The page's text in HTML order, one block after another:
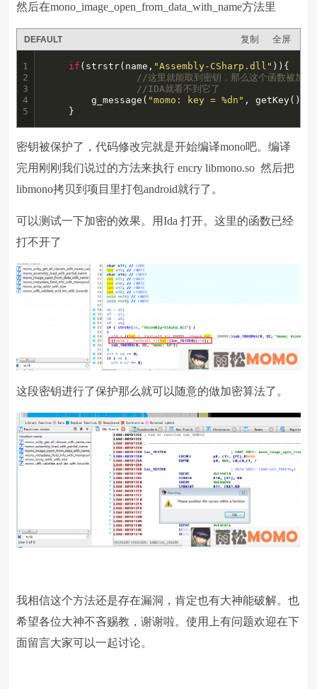
然后在mono_image_open_from_data_with_name方法里
DEFAULT 复制 全屏
1
2
3
4
5
if (strstr(name, "Assembly-CSharp.dll" )){
//这里就能取到密钥，那么这个函数被加密
//IDA就看不到它了
		g_message(
"momo: key = %dn" , getKey());
	}
密钥被保护了，代码修改完就是开始编译mono吧。编译
完用刚刚我们说过的方法来执行 encry libmono.so 然后把
libmono拷贝到项目里打包android就行了。
可以测试一下加密的效果。用Ida 打开。这里的函数已经
打不开了
这段密钥进行了保护那么就可以随意的做加密算法了。
我相信这个方法还是存在漏洞，肯定也有大神能破解。也
希望各位大神不吝赐教，谢谢啦。使用上有问题欢迎在下
面留言大家可以一起讨论。